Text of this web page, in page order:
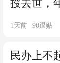
授去世，
1天前 90跟贴
民办上不